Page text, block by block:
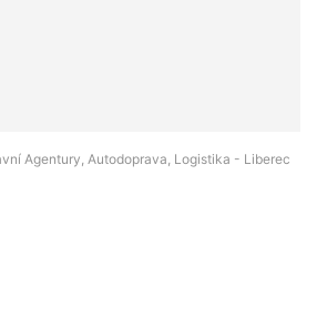
Agentury, Autodoprava, Logistika - Liberec